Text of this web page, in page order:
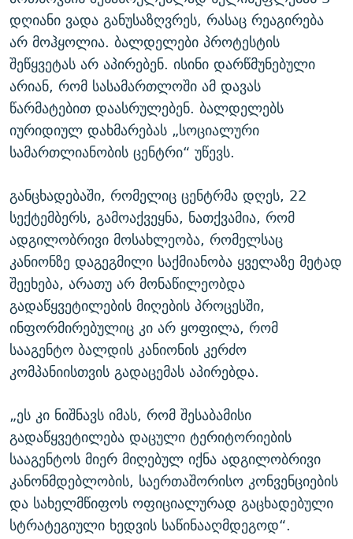
დღიანი ვადა განუსაზღვრეს, რასაც რეაგირება
არ მოჰყოლია. ბალდელები პროტესტის
შეწყვეტას არ აპირებენ. ისინი დარწმუნებული
არიან, რომ სასამართლოში ამ დავას
წარმატებით დაასრულებენ. ბალდელებს
იურიდიულ დახმარებას „სოციალური
სამართლიანობის ცენტრი“ უწევს.
განცხადებაში, რომელიც ცენტრმა დღეს, 22
სექტემბერს, გამოაქვეყნა, ნათქვამია, რომ
ადგილობრივი მოსახლეობა, რომელსაც
კანიონზე დაგეგმილი საქმიანობა ყველაზე მეტად
შეეხება, არათუ არ მონაწილეობდა
გადაწყვეტილების მიღების პროცესში,
ინფორმირებულიც კი არ ყოფილა, რომ
სააგენტო ბალდის კანიონის კერძო
კომპანიისთვის გადაცემას აპირებდა.
„ეს კი ნიშნავს იმას, რომ შესაბამისი
გადაწყვეტილება დაცული ტერიტორიების
სააგენტოს მიერ მიღებულ იქნა ადგილობრივი
კანონმდებლობის, საერთაშორისო კონვენციების
და სახელმწიფოს ოფიციალურად გაცხადებული
სტრატეგიული ხედვის საწინააღმდეგოდ“.